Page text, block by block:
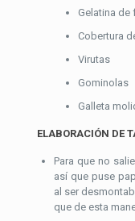
Gelatina de
Cobertura
Virutas
Gominolas
Galleta
ELABORACIÓN DE
Para que no
así que puse
al ser
que de esta